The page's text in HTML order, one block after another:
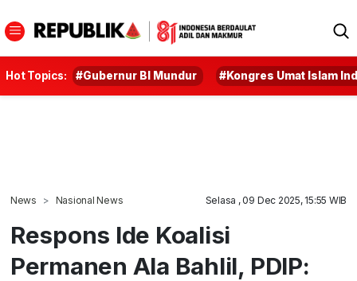
Hot Topics: #Gubernur BI Mundur #Kongres Umat Islam
News Nasional News Selasa , 09 Dec 2025, 15:55 WIB
Respons Ide Koalisi
Permanen Ala Bahlil, PDIP: